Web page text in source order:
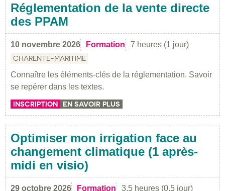
Réglementation de la vente directe
des PPAM
10 novembre 2026 Formation 7 heures (1 jour)
CHARENTE-MARITIME
Connaître les éléments-clés de la réglementation. Savoir
se repérer dans les textes.
INSCRIPTION EN SAVOIR PLUS
Optimiser mon irrigation face au
changement climatique (1 après-
midi en visio)
29 octobre 2026 Formation 3.5 heures (0.5 jour)